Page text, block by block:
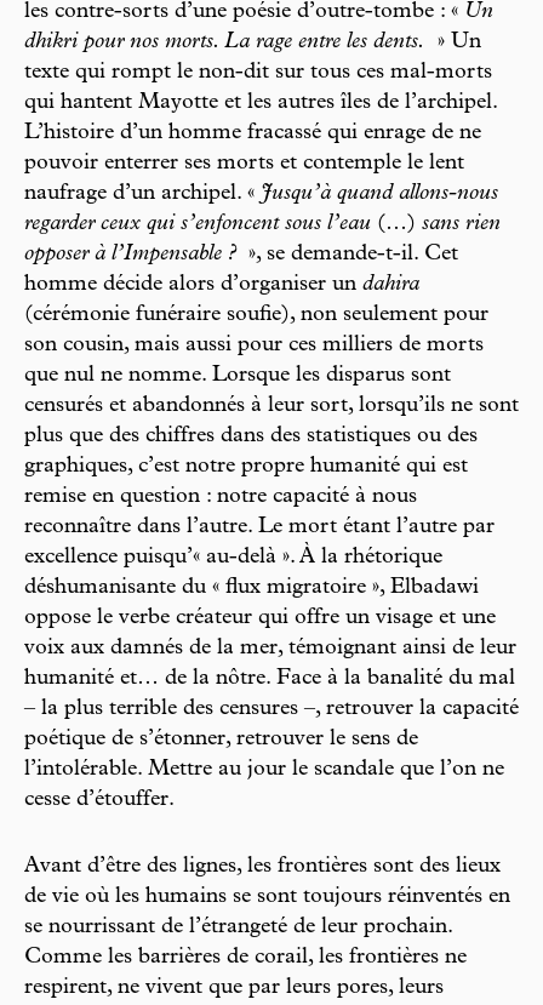
les contre-sorts d’une poésie d’outre-tombe : « Un
dhikri pour nos morts. La rage entre les dents.
» Un
texte qui rompt le non-dit sur tous ces mal-morts
qui hantent Mayotte et les autres îles de l’archipel.
L’histoire d’un homme fracassé qui enrage de ne
pouvoir enterrer ses morts et contemple le lent
naufrage d’un archipel. « Jusqu’à quand allons-nous
regarder ceux qui s’enfoncent sous l’eau (…) sans rien
opposer à l’Impensable ? », se demande-t-il. Cet
homme décide alors d’organiser un dahira
(cérémonie funéraire soufie), non seulement pour
son cousin, mais aussi pour ces milliers de morts
que nul ne nomme. Lorsque les disparus sont
censurés et abandonnés à leur sort, lorsqu’ils ne sont
plus que des chiffres dans des statistiques ou des
graphiques, c’est notre propre humanité qui est
remise en question : notre capacité à nous
reconnaître dans l’autre. Le mort étant l’autre par
excellence puisqu’« au-delà ». À la rhétorique
déshumanisante du « flux migratoire », Elbadawi
oppose le verbe créateur qui offre un visage et une
voix aux damnés de la mer, témoignant ainsi de leur
humanité et… de la nôtre. Face à la banalité du mal
– la plus terrible des censures –, retrouver la capacité
poétique de s’étonner, retrouver le sens de
l’intolérable. Mettre au jour le scandale que l’on ne
cesse d’étouffer.
Avant d’être des lignes, les frontières sont des lieux
de vie où les humains se sont toujours réinventés en
se nourrissant de l’étrangeté de leur prochain.
Comme les barrières de corail, les frontières ne
respirent, ne vivent que par leurs pores, leurs